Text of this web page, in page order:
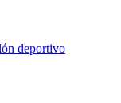
deportivo